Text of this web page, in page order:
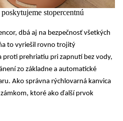
stopercentnú
dbá aj na bezpečnosť všetkých
to vyriešil rovno trojitý
proti prehriatiu pri zapnutí bez vody,
zo základne a automatické
Ako správna rýchlovarná kanvica
, ktoré ako ďalší prvok